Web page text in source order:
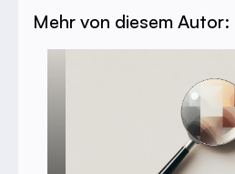
Mehr von diesem Autor: